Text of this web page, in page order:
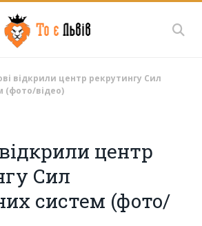
відкрили центр рекрутингу Сил
(фото/відео)
центр
Сил
систем (фото/